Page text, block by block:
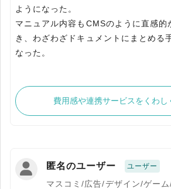
ようになった。
マニュアル内容もCMSのように直感的
き、わざわざドキュメントにまとめる
なった。
費用感や連携サービスをくわし
匿名のユーザー ユーザー
マスコミ/広告/デザイン/ゲー